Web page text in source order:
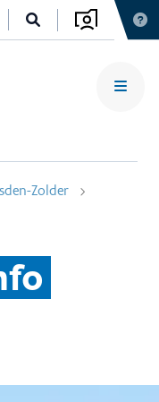
Zolder